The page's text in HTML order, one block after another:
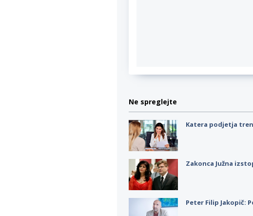
Ne spreglejte
Katera podjetja
Zakonca Južna
Peter Filip Jakopič: